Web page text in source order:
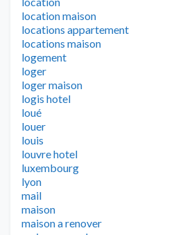
location maison
locations appartement
locations maison
logement
loger
loger maison
logis hotel
loué
louer
louis
louvre hotel
luxembourg
lyon
mail
maison
maison a renover